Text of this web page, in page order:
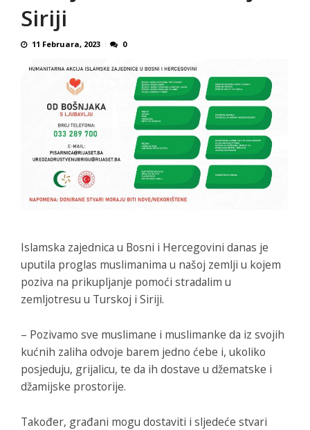
Siriji
11 Februara, 2023 0
Islamska zajednica u Bosni i Hercegovini danas je
uputila proglas muslimanima u našoj zemlji u kojem
poziva na prikupljanje pomoći stradalim u
zemljotresu u Turskoj i Siriji.
– Pozivamo sve muslimane i muslimanke da iz svojih
kućnih zaliha odvoje barem jedno ćebe i, ukoliko
posjeduju, grijalicu, te da ih dostave u džematske i
džamijske prostorije.
Također, građani mogu dostaviti i sljedeće stvari